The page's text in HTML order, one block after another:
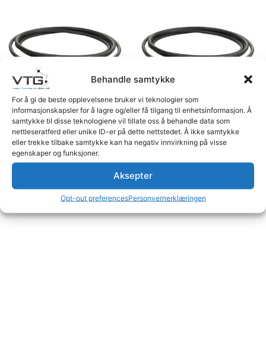
Behandle samtykke
For å gi de beste opplevelsene bruker vi teknologier som
informasjonskapsler for å lagre og/eller få tilgang til enhetsinformasjon. Å
samtykke til disse teknologiene vil tillate oss å behandle data som
nettleseratferd eller unike ID-er på dette nettstedet. Å ikke samtykke
eller trekke tilbake samtykke kan ha negativ innvirkning på visse
egenskaper og funksjoner.
Aksepter
Opt-out preferencesPersonvernerklæringen
Dynamisk Kabel 4pF>4pM
3,2m
Logg inn for å se priser
Les mer
Dynamisk Kabel 4pF>4pM
0,5m
Logg inn for å se priser
Les mer